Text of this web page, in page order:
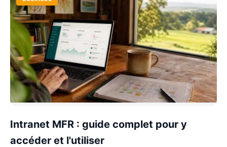
Intranet MFR : guide complet pour y
accéder et l'utiliser